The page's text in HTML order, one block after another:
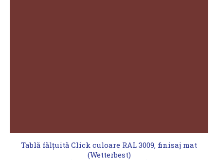
Tablă fălțuită Click culoare RAL 3009, finisaj mat
(Wetterbest)